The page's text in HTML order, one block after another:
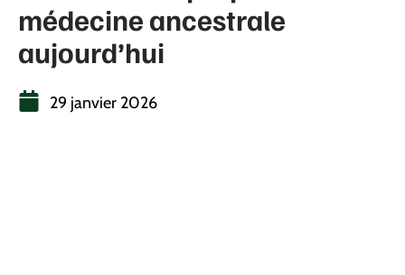
médecine ancestrale
aujourd’hui
29 janvier 2026